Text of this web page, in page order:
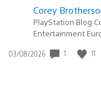
Corey
PlayStation Blog
Entertainment
Date
03/08/2026 1 11